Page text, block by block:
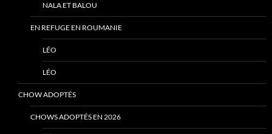
NALA ET BALOU
EN REFUGE EN ROUMANIE
LÉO
LÉO
CHOW ADOPTÉS
CHOWS ADOPTÉS EN 2026